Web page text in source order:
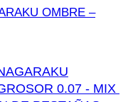
OMBRE –